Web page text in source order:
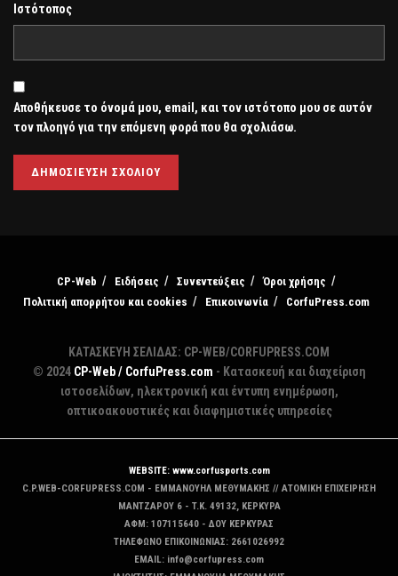
Ιστότοπος
Αποθήκευσε το όνομά μου, email, και τον ιστότοπο μου σε αυτόν
τον πλοηγό για την επόμενη φορά που θα σχολιάσω.
CP-Web Ειδήσεις Συνεντεύξεις
Όροι χρήσης
Πολιτική απορρήτου και cookies
Επικοινωνία CorfuPress.com
ΚΑΤΑΣΚΕΥΗ ΣΕΛΙΔΑΣ: CP-WEB/CORFUPRESS.COM
© 2024 CP-Web / CorfuPress.com - Κατασκευή και διαχείριση
ιστοσελίδων, ηλεκτρονική και έντυπη ενημέρωση,
οπτικοακουστικές και διαφημιστικές υπηρεσίες
WEBSITE: www.corfusports.com
C.P.WEB-CORFUPRESS.COM - ΕΜΜΑΝΟΥΗΛ ΜΕΘΥΜΑΚΗΣ // ΑΤΟΜΙΚΗ ΕΠΙΧΕΙΡΗΣΗ
MANTZAΡΟΥ 6 - T.K. 49132, ΚΕΡΚΥΡΑ
ΑΦΜ: 107115640 - ΔΟΥ ΚΕΡΚΥΡΑΣ
ΤΗΛΕΦΩΝΟ ΕΠΙΚΟΙΝΩΝΙΑΣ: 2661026992
EMAIL: info@corfupress.com